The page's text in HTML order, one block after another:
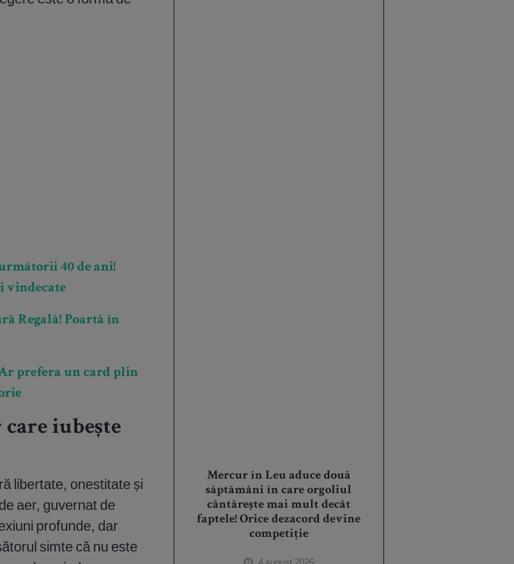
40 de ani!
vindecate
Regală! Poartă în
prefera un card plin
iubește
libertate, onestitate și
aer, guvernat de
profunde, dar
simte că nu este
Mercur în Leu aduce două
săptămâni în care orgoliul
cântărește mai mult decât
faptele! Orice dezacord devine
competiție